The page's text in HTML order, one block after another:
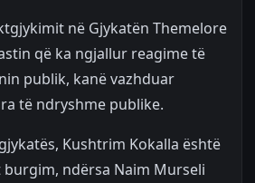
në Gjykatën Themelore
që ka ngjallur reagime të
publik, kanë vazhduar
të ndryshme publike.
Kushtrim Kokalla është
burgim, ndërsa Naim Murseli